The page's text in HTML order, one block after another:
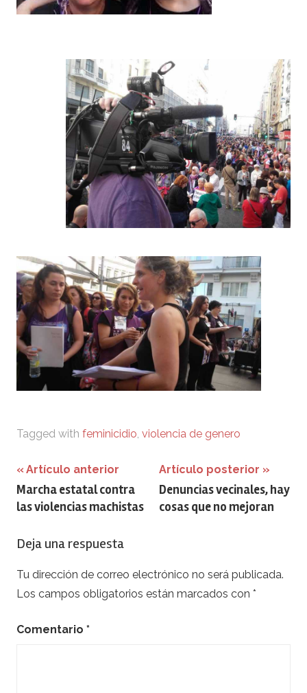
Tagged with feminicidio, violencia de genero
Navegación
de
Artículo anterior
Marcha estatal contra
las violencias machistas
Artículo posterior
Denuncias vecinales, hay
cosas que no mejoran
Deja una respuesta
Tu dirección de correo electrónico no será publicada.
Los campos obligatorios están marcados con *
Comentario *